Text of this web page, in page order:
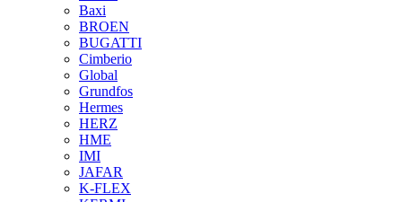
Baxi
BROEN
BUGATTI
Cimberio
Global
Grundfos
Hermes
HERZ
HME
IMI
JAFAR
K-FLEX